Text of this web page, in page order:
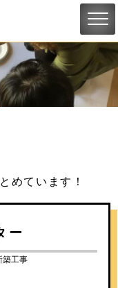
めています！
ー
築工事